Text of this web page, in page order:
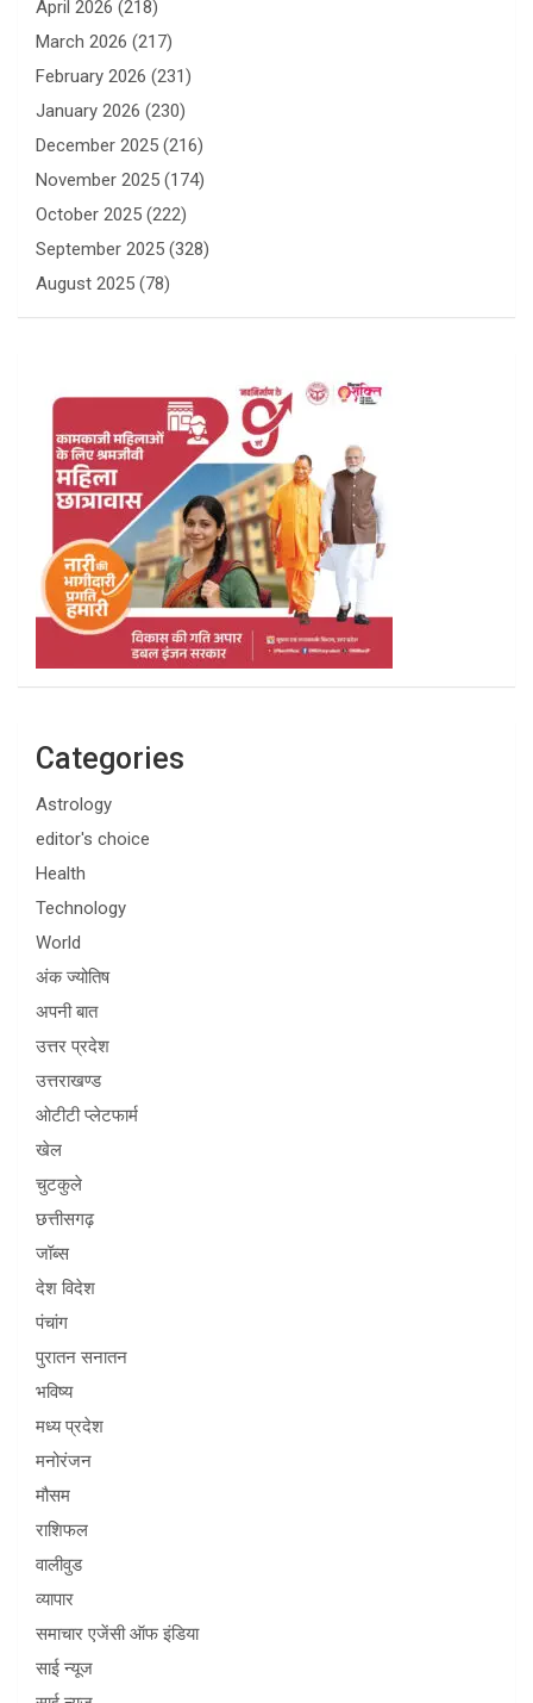
April 2026 (218)
March 2026 (217)
February 2026 (231)
January 2026 (230)
December 2025 (216)
November 2025 (174)
October 2025 (222)
September 2025 (328)
August 2025 (78)
Categories
Astrology
editor's choice
Health
Technology
World
अंक ज्योतिष
अपनी बात
उत्तर प्रदेश
उत्तराखण्ड
ओटीटी प्लेटफार्म
खेल
चुटकुले
छत्तीसगढ़
जॉब्स
देश विदेश
पंचांग
पुरातन सनातन
भविष्य
मध्य प्रदेश
मनोरंजन
मौसम
राशिफल
वालीवुड
व्यापार
समाचार एजेंसी ऑफ इंडिया
साई न्यूज